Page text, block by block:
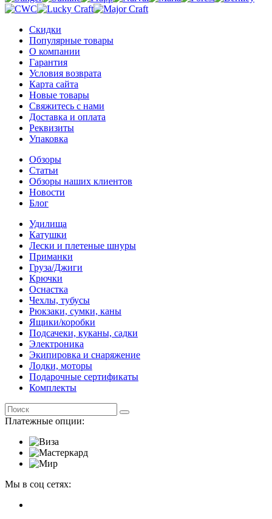
Скидки
Популярные товары
О компании
Гарантия
Условия возврата
Карта сайта
Новые товары
Свяжитесь с нами
Доставка и оплата
Реквизиты
Упаковка
Обзоры
Статьи
Обзоры наших клиентов
Новости
Блог
Удилища
Катушки
Лески и плетеные шнуры
Приманки
Груза/Джиги
Крючки
Оснастка
Чехлы, тубусы
Рюкзаки, сумки, каны
Ящики/коробки
Подсачеки, куканы, садки
Электроника
Экипировка и снаряжение
Лодки, моторы
Подарочные сертификаты
Комплекты
Платежные опции:
Мы в соц сетях: